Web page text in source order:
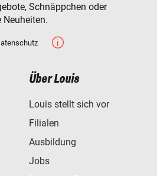
Schnäppchen oder
Neuheiten.
Über Louis
Louis stellt sich vor
Filialen
Ausbildung
Jobs